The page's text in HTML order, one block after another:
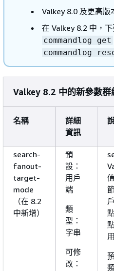
Valkey 8.0 及更高版
在 Valkey 8.2 中，
commandlog get
commandlog
Valkey 8.2 中的新參數群
名稱
詳細
資訊
search-
fanout-
target-
mode
（在 8.2
中新增）
預
設：
用戶
端
類
型：
字串
可修
改：